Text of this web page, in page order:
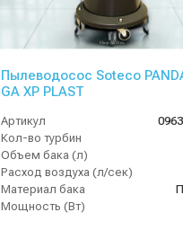
Пылеводосос Soteco
GA XP PLAST
Артикул
Кол-во турбин
Объем бака (л)
Расход воздуха (л/сек)
Материал бака
Мощность (Вт)